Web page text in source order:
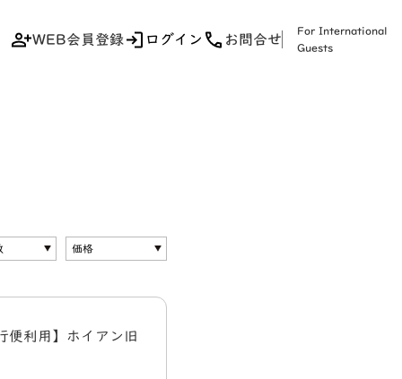
WEB会員登録 ログイン お問合せ
For International
Guests
便利用】ホイアン旧